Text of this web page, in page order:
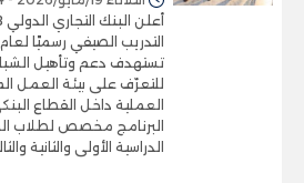
تستهدف دعم وتأهيل
للتعرّف على بيئة العمل
العملية داخل القطاع
البرنامج مخصص لطلاب
الدراسية الأولى والثانية